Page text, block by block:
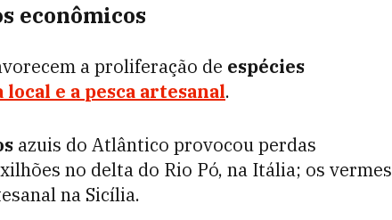
econômicos
a proliferação de espécies
local e a pesca artesanal.
azuis do Atlântico provocou perdas
no delta do Rio Pó, na Itália; os vermes
na Sicília.